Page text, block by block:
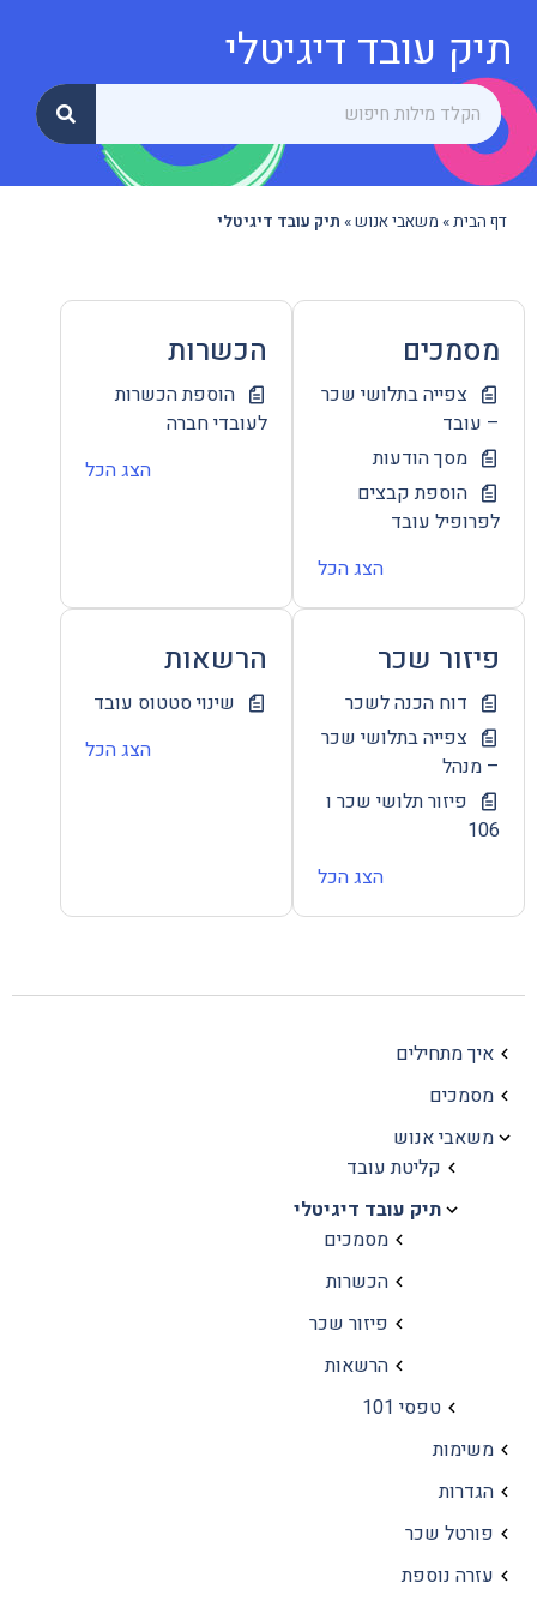
תיק עובד דיגיטלי
דף הבית» משאבי אנוש» תיק עובד דיגיטלי
איך מתחילים
מסמכים
משאבי אנוש
קליטת עובד
תיק עובד דיגיטלי
מסמכים
הכשרות
פיזור שכר
הרשאות
טפסי 101
משימות
הגדרות
פורטל שכר
עזרה נוספת
מסמכים
צפייה בתלושי שכר
– עובד
מסך הודעות
הוספת קבצים
לפרופיל עובד
הצג הכל
הכשרות
הוספת הכשרות
לעובדי חברה
הצג הכל
פיזור שכר
דוח הכנה לשכר
צפייה בתלושי שכר
– מנהל
פיזור תלושי שכר ו
106
הצג הכל
הרשאות
שינוי סטטוס עובד
הצג הכל